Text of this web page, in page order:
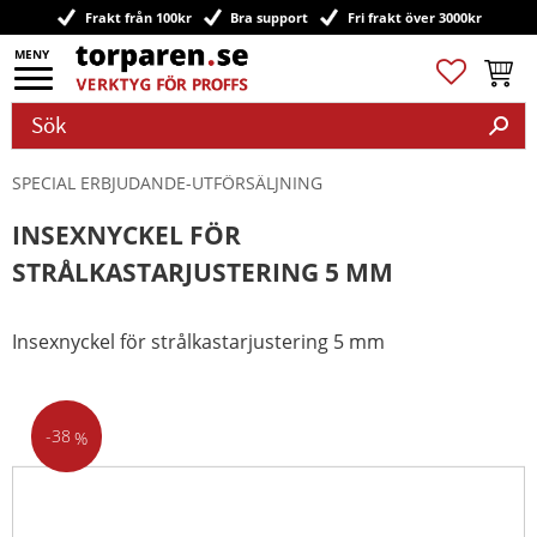
Meny
Frakt från 100kr Bra support Fri frakt över 3000kr
Favoriter
SPECIAL ERBJUDANDE-UTFÖRSÄLJNING
INSEXNYCKEL FÖR
STRÅLKASTARJUSTERING 5 MM
Insexnyckel för strålkastarjustering 5 mm
38 %